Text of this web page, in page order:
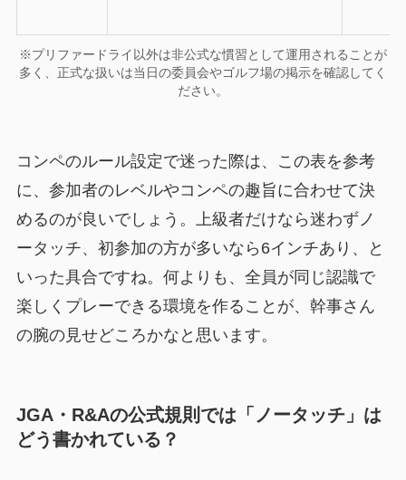
※プリファードライ以外は非公式な慣習として運用されることが
多く、正式な扱いは当日の委員会やゴルフ場の掲示を確認してく
ださい。
コンペのルール設定で迷った際は、この表を参考
に、参加者のレベルやコンペの趣旨に合わせて決
めるのが良いでしょう。上級者だけなら迷わずノ
ータッチ、初参加の方が多いなら6インチあり、と
いった具合ですね。何よりも、全員が同じ認識で
楽しくプレーできる環境を作ることが、幹事さん
の腕の見せどころかなと思います。
JGA・R&Aの公式規則では「ノータッチ」は
どう書かれている？